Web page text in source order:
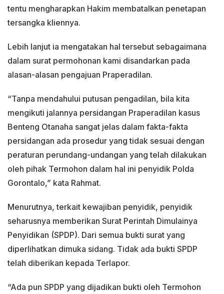
tentu mengharapkan Hakim membatalkan penetapan
tersangka kliennya.
Lebih lanjut ia mengatakan hal tersebut sebagaimana
dalam surat permohonan kami disandarkan pada
alasan-alasan pengajuan Praperadilan.
“Tanpa mendahului putusan pengadilan, bila kita
mengikuti jalannya persidangan Praperadilan kasus
Benteng Otanaha sangat jelas dalam fakta-fakta
persidangan ada prosedur yang tidak sesuai dengan
peraturan perundang-undangan yang telah dilakukan
oleh pihak Termohon dalam hal ini penyidik Polda
Gorontalo,” kata Rahmat.
Menurutnya, terkait kewajiban penyidik, penyidik
seharusnya memberikan Surat Perintah Dimulainya
Penyidikan (SPDP). Dari semua bukti surat yang
diperlihatkan dimuka sidang. Tidak ada bukti SPDP
telah diberikan kepada Terlapor.
“Ada pun SPDP yang dijadikan bukti oleh Termohon